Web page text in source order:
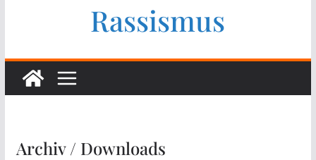
Rassismus
Archiv / Downloads